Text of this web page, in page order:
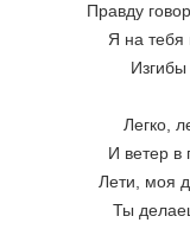
Правду
Я на
Изгибы
Легко,
И ветер в
Лети, моя
Ты